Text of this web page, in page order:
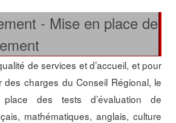
- Mise en place de
de services et d’accueil, et pour
des charges du Conseil Régional, le
des tests d’évaluation de
mathématiques, anglais, culture